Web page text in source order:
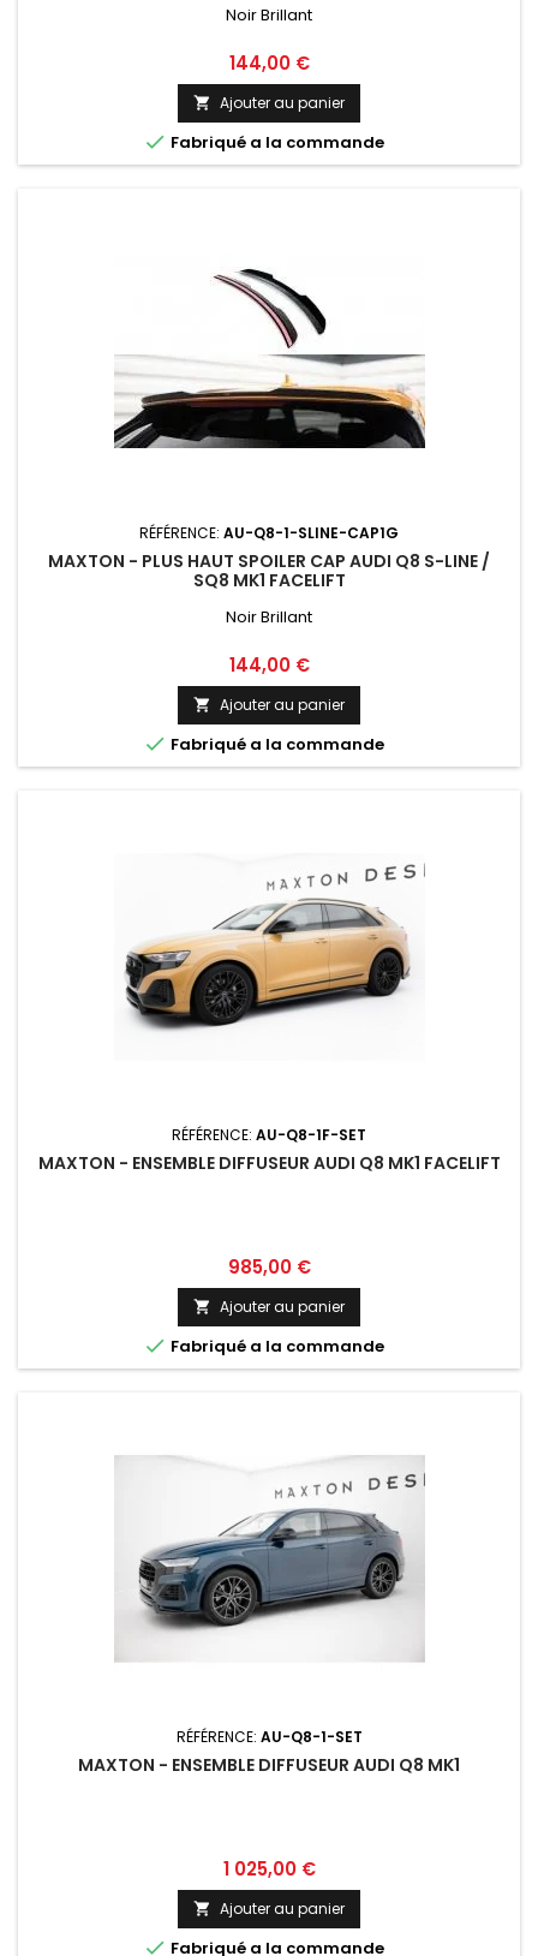
Noir Brillant
Prix
144,00 €
 Ajouter au panier
 Fabriqué a la commande
RÉFÉRENCE: AU-Q8-1-SLINE-CAP1G
MAXTON - PLUS HAUT SPOILER CAP AUDI Q8 S-LINE /
SQ8 MK1 FACELIFT
Noir Brillant
Prix
144,00 €
 Ajouter au panier
 Fabriqué a la commande
RÉFÉRENCE: AU-Q8-1F-SET
MAXTON - ENSEMBLE DIFFUSEUR AUDI Q8 MK1 FACELIFT
Prix
985,00 €
 Ajouter au panier
 Fabriqué a la commande
RÉFÉRENCE: AU-Q8-1-SET
MAXTON - ENSEMBLE DIFFUSEUR AUDI Q8 MK1
Prix
1 025,00 €
 Ajouter au panier
 Fabriqué a la commande